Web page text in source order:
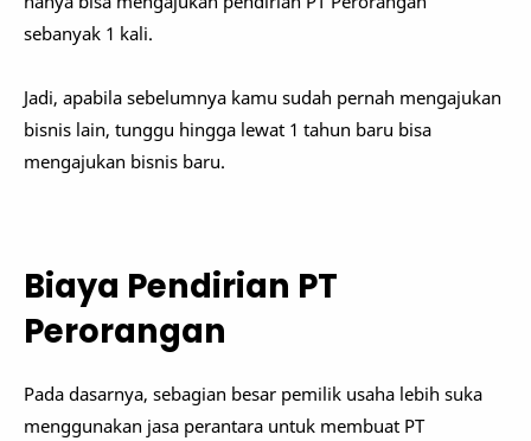
sebanyak 1 kali.
Jadi, apabila sebelumnya kamu sudah pernah mengajukan
bisnis lain, tunggu hingga lewat 1 tahun baru bisa
mengajukan bisnis baru.
Biaya Pendirian PT
Perorangan
Pada dasarnya, sebagian besar pemilik usaha lebih suka
menggunakan jasa perantara untuk membuat PT